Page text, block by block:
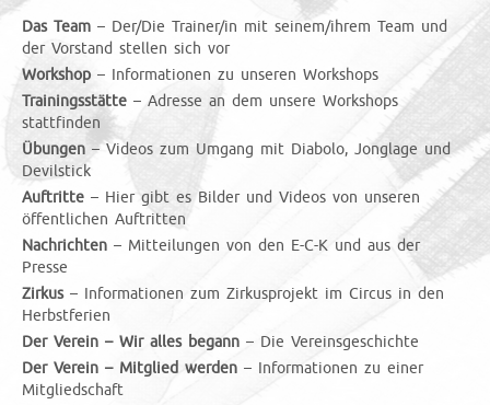
Das Team – Der/Die Trainer/in mit seinem/ihrem Team und
der Vorstand stellen sich vor
Workshop – Informationen zu unseren Workshops
Trainingsstätte – Adresse an dem unsere Workshops
stattfinden
Übungen – Videos zum Umgang mit Diabolo, Jonglage und
Devilstick
Auftritte – Hier gibt es Bilder und Videos von unseren
öffentlichen Auftritten
Nachrichten – Mitteilungen von den E-C-K und aus der
Presse
Zirkus– Informationen zum Zirkusprojekt im Circus in den
Herbstferien
Der Verein – Wir alles begann – Die Vereinsgeschichte
Der Verein – Mitglied werden – Informationen zu einer
Mitgliedschaft